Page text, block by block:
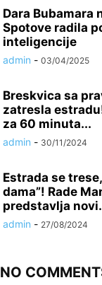
Dara Bubamara
Spotove radila
inteligencije
admin - 03/04/2025
Breskvica sa
zatresla
za 60 minuta...
admin - 30/11/2024
Estrada se
dama”! Rade
predstavlja
admin - 27/08/2024
NO